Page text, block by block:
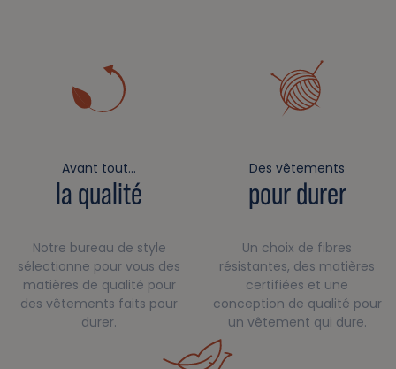
Avant tout…
la qualité
Notre bureau de style
sélectionne pour vous des
matières de qualité pour
des vêtements faits pour
durer.
Des vêtements
pour durer
Un choix de fibres
résistantes, des matières
certifiées et une
conception de qualité pour
un vêtement qui dure.